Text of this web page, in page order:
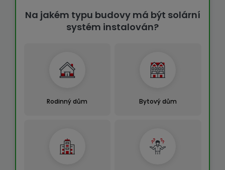
Na jakém typu budovy má být solární
systém instalován?
Rodinný dům Bytový dům